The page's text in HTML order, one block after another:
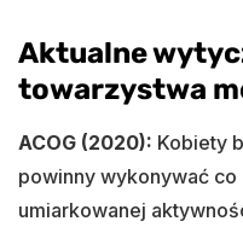
Aktualne
towarzystwa
ACOG (2020): Kobiety
powinny wykonywać co
umiarkowanej